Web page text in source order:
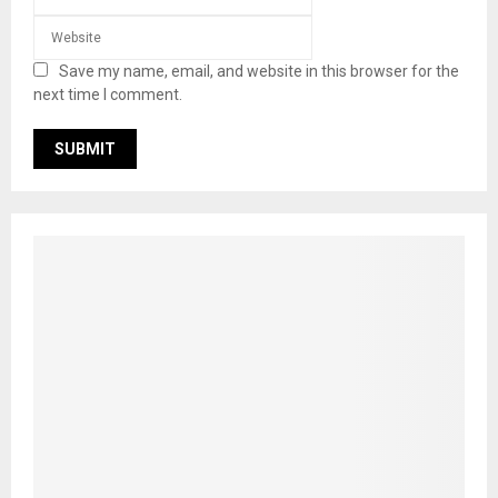
Save my name, email, and website in this browser for the
next time I comment.